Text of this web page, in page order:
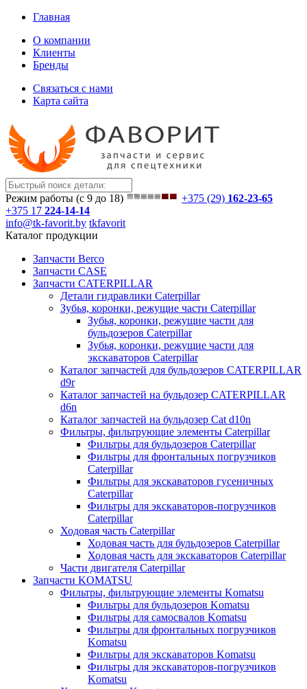
Главная
О компании
Клиенты
Бренды
Связаться с нами
Карта сайта
Режим работы (с 9 до 18) +375 (29) 162-23-65
+375 17 224-14-14
info@tk-favorit.by tkfavorit
Каталог продукции
Запчасти Berco
Запчасти CASE
Запчасти CATERPILLAR
Детали гидравлики Caterpillar
Зубья, коронки, режущие части Caterpillar
Зубья, коронки, режущие части для
бульдозеров Caterpillar
Зубья, коронки, режущие части для
экскаваторов Caterpillar
Каталог запчастей для бульдозеров CATERPILLAR
d9r
Каталог запчастей на бульдозер CATERPILLAR
d6n
Каталог запчастей на бульдозер Сat d10n
Фильтры, фильтрующие элементы Caterpillar
Фильтры для бульдозеров Caterpillar
Фильтры для фронтальных погрузчиков
Caterpillar
Фильтры для экскаваторов гусеничных
Caterpillar
Фильтры для экскаваторов-погрузчиков
Caterpillar
Ходовая часть Caterpillar
Ходовая часть для бульдозеров Caterpillar
Ходовая часть для экскаваторов Caterpillar
Части двигателя Caterpillar
Запчасти KOMATSU
Фильтры, фильтрующие элементы Komatsu
Фильтры для бульдозеров Komatsu
Фильтры для самосвалов Komatsu
Фильтры для фронтальных погрузчиков
Komatsu
Фильтры для экскаваторов Komatsu
Фильтры для экскаваторов-погрузчиков
Komatsu